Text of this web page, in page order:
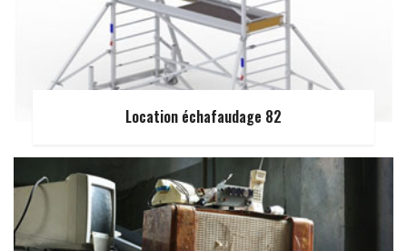
Location échafaudage 82